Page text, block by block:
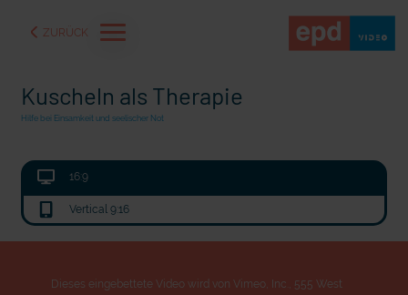
ZURÜCK
Kuscheln als Therapie
Hilfe bei Einsamkeit und seelischer Not
16:9
Vertical 9:16
Dieses eingebettete Video wird von Vimeo, Inc., 555 West